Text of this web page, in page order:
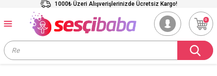
1000₺ Üzeri Alışverişlerinizde Ücretsiz Kargo!
0